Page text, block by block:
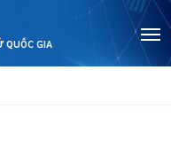
QUỐC GIA